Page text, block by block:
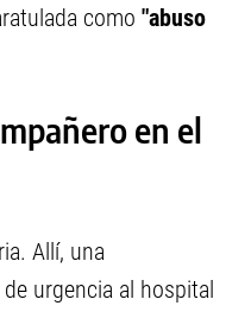
como "abuso
en el
Allí, una
urgencia al hospital